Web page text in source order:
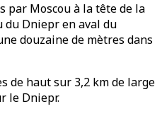
par Moscou à la tête de la
du Dniepr en aval du
douzaine de mètres dans
de haut sur 3,2 km de large
le Dniepr.